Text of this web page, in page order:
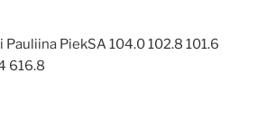
Pauliina PiekSA 104.0 102.8 101.6
616.8